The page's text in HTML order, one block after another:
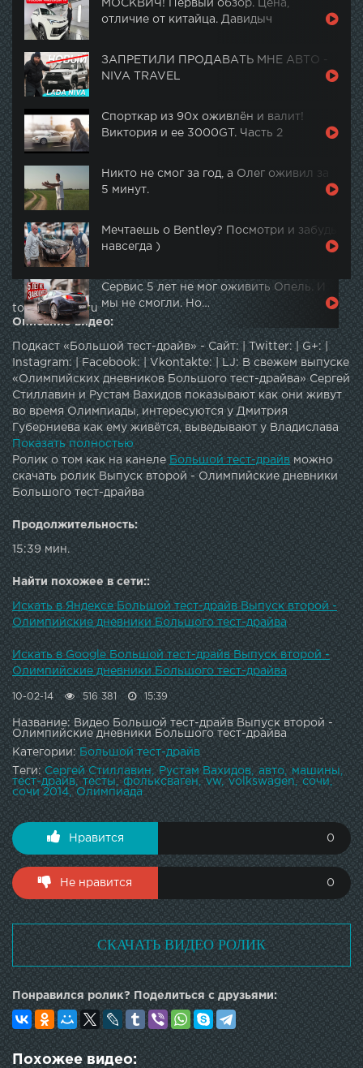
МОСКВИЧ! Первый обзор. Цена,
отличие от китайца. Давидыч
ЗАПРЕТИЛИ ПРОДАВАТЬ МНЕ АВТО -
NIVA TRAVEL
Спорткар из 90х оживлён и валит!
Виктория и ее 3000GT. Часть 2
Никто не смог за год, а Олег оживил за
5 минут.
Мечтаешь о Bentley? Посмотри и забудь
навсегда )
Сервис 5 лет не мог оживить Опель. И
мы не смогли. Но…
topautotube.ru
Описание видео:
Подкаст «Большой тест-драйв» - Сайт: | Twitter: | G+: |
Instagram: | Facebook: | Vkontakte: | LJ: В свежем выпуске
«Олимпийских дневников Большого тест-драйва» Сергей
Стиллавин и Рустам Вахидов показывают как они живут
во время Олимпиады, интересуются у Дмитрия
Губерниева как ему живётся, выведывают у Владислава
Третьяка закулисье открытия Олимпийских игр,
спрашивают о кубке Третьяка и его предпочтениях в
автомобилях, а также Сергей и Рустам встречаются на
дороге с Сербами.
Показать полностью
Ролик о том как на канеле Большой тест-драйв можно
скачать ролик Выпуск второй - Олимпийские дневники
Большого тест-драйва
Продолжительность:
15:39 мин.
Найти похожее в сети::
Искать в Яндексе Большой тест-драйв Выпуск второй -
Олимпийские дневники Большого тест-драйва
Искать в Google Большой тест-драйв Выпуск второй -
Олимпийские дневники Большого тест-драйва
10-02-14 516 381 15:39
Название: Видео Большой тест-драйв Выпуск второй -
Олимпийские дневники Большого тест-драйва
Категории: Большой тест-драйв
Теги:Сергей Стиллавин Рустам Вахидов авто
машины
тест-драйв
тесты фольксваген vw volkswagen
сочи
сочи 2014
Олимпиада
Нравится 0
Не нравится 0
СКАЧАТЬ ВИДЕО РОЛИК
Понравился ролик? Поделиться с друзьями:
Похожее видео: